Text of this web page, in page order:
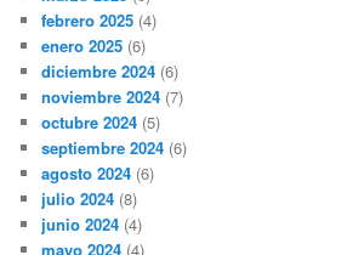
febrero 2025 (4)
enero 2025 (6)
diciembre 2024 (6)
noviembre 2024 (7)
octubre 2024 (5)
septiembre 2024 (6)
agosto 2024 (6)
julio 2024 (8)
junio 2024 (4)
mayo 2024 (4)